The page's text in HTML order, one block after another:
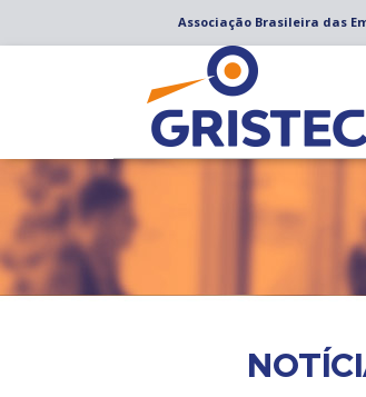
Associação Brasileira das